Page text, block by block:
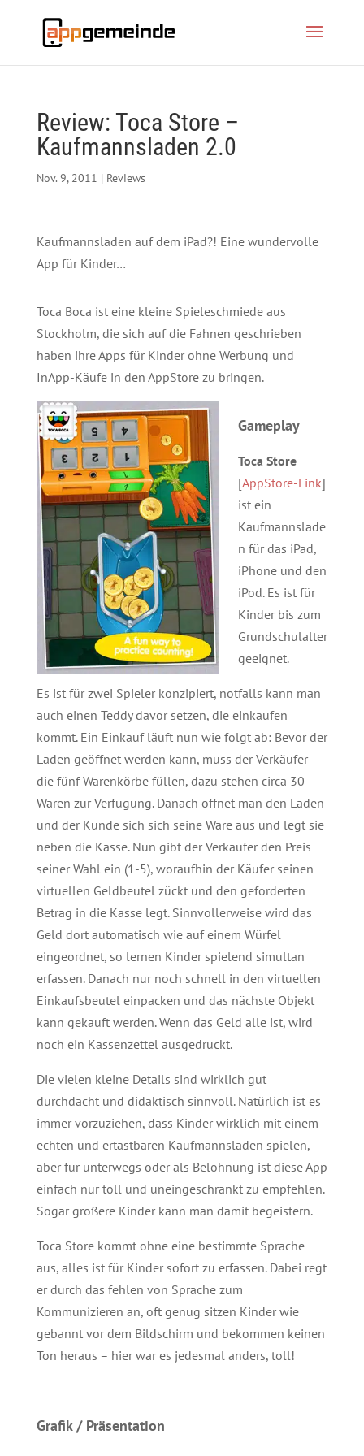
Review: Toca Store –
Kaufmannsladen 2.0
Nov. 9, 2011 | Reviews
Kaufmannsladen auf dem iPad?! Eine wundervolle
App für Kinder…
Toca Boca ist eine kleine Spieleschmiede aus
Stockholm, die sich auf die Fahnen geschrieben
haben ihre Apps für Kinder ohne Werbung und
InApp-Käufe in den AppStore zu bringen.
Gameplay
Toca Store
[AppStore-Link]
ist ein
Kaufmannslade
n für das iPad,
iPhone und den
iPod. Es ist für
Kinder bis zum
Grundschulalter
geeignet.
Es ist für zwei Spieler konzipiert, notfalls kann man
auch einen Teddy davor setzen, die einkaufen
kommt. Ein Einkauf läuft nun wie folgt ab: Bevor der
Laden geöffnet werden kann, muss der Verkäufer
die fünf Warenkörbe füllen, dazu stehen circa 30
Waren zur Verfügung. Danach öffnet man den Laden
und der Kunde sich sich seine Ware aus und legt sie
neben die Kasse. Nun gibt der Verkäufer den Preis
seiner Wahl ein (1-5), woraufhin der Käufer seinen
virtuellen Geldbeutel zückt und den geforderten
Betrag in die Kasse legt. Sinnvollerweise wird das
Geld dort automatisch wie auf einem Würfel
eingeordnet, so lernen Kinder spielend simultan
erfassen. Danach nur noch schnell in den virtuellen
Einkaufsbeutel einpacken und das nächste Objekt
kann gekauft werden. Wenn das Geld alle ist, wird
noch ein Kassenzettel ausgedruckt.
Die vielen kleine Details sind wirklich gut
durchdacht und didaktisch sinnvoll. Natürlich ist es
immer vorzuziehen, dass Kinder wirklich mit einem
echten und ertastbaren Kaufmannsladen spielen,
aber für unterwegs oder als Belohnung ist diese App
einfach nur toll und uneingeschränkt zu empfehlen.
Sogar größere Kinder kann man damit begeistern.
Toca Store kommt ohne eine bestimmte Sprache
aus, alles ist für Kinder sofort zu erfassen. Dabei regt
er durch das fehlen von Sprache zum
Kommunizieren an, oft genug sitzen Kinder wie
gebannt vor dem Bildschirm und bekommen keinen
Ton heraus – hier war es jedesmal anders, toll!
Grafik / Präsentation